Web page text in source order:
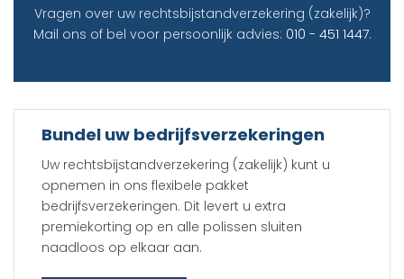
Vragen over uw rechtsbijstandverzekering (zakelijk)?
Mail ons of bel voor persoonlijk advies: 010 - 451 1447.
Bundel uw bedrijfsverzekeringen
Uw rechtsbijstandverzekering (zakelijk) kunt u
opnemen in ons flexibele pakket
bedrijfsverzekeringen. Dit levert u extra
premiekorting op en alle polissen sluiten
naadloos op elkaar aan.